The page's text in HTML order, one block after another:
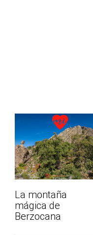
La montaña
mágica de
Berzocana